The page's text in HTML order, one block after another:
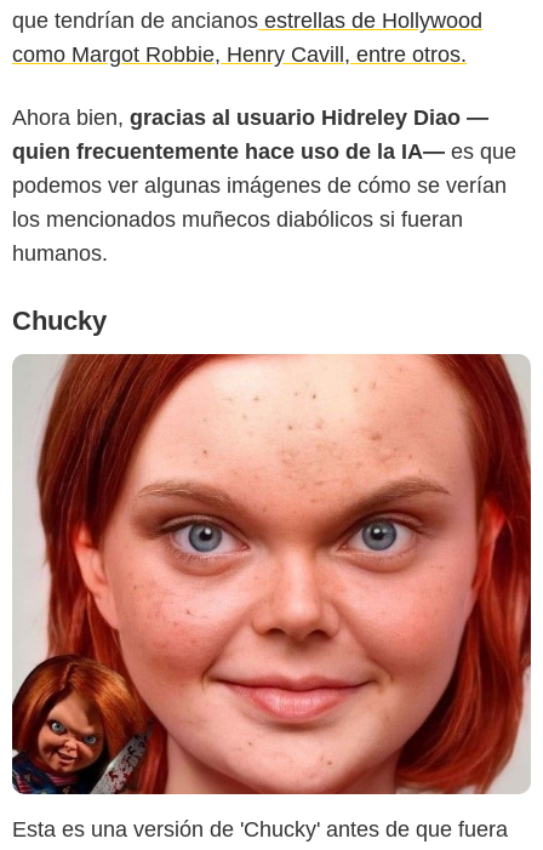
que tendrían de ancianos estrellas de Hollywood
como Margot Robbie, Henry Cavill, entre otros.
Ahora bien, gracias al usuario Hidreley Diao —
quien frecuentemente hace uso de la IA— es que
podemos ver algunas imágenes de cómo se verían
los mencionados muñecos diabólicos si fueran
humanos.
Chucky
Esta es una versión de 'Chucky' antes de que fuera
Instagram @hidreley